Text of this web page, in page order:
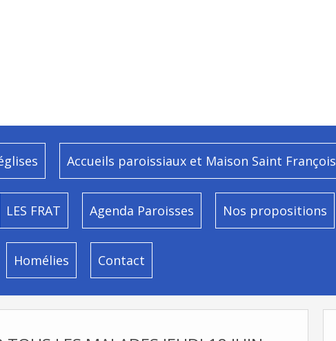
Accueils paroissiaux et Maison Saint François
LES FRAT Agenda Paroisses Nos propositions
Homélies Contact